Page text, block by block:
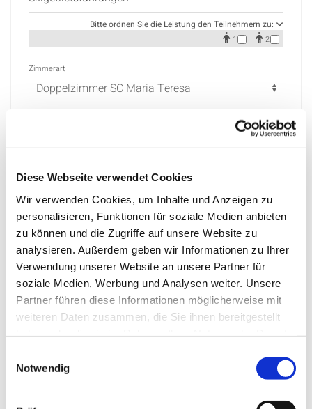
Diese Webseite verwendet Cookies
Wir verwenden Cookies, um Inhalte und Anzeigen zu
personalisieren, Funktionen für soziale Medien anbieten
zu können und die Zugriffe auf unsere Website zu
analysieren. Außerdem geben wir Informationen zu Ihrer
Verwendung unserer Website an unsere Partner für
soziale Medien, Werbung und Analysen weiter. Unsere
Partner führen diese Informationen möglicherweise mit
weiteren Daten zusammen, die Sie ihnen bereitgestellt
Notwendig
Bitte ordnen Sie die Leistung den Teilnehmern zu:
1 2
Zimmerart
WENIGER
Skipass "Dolomiti Superski" 7 Tage
Busanreise
Busabreise
Eigenanreise
Gutschein
PRÜFEN